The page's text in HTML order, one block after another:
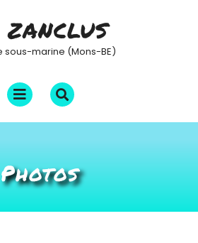
sous-marine (Mons-BE)
Open
Menu
Photos